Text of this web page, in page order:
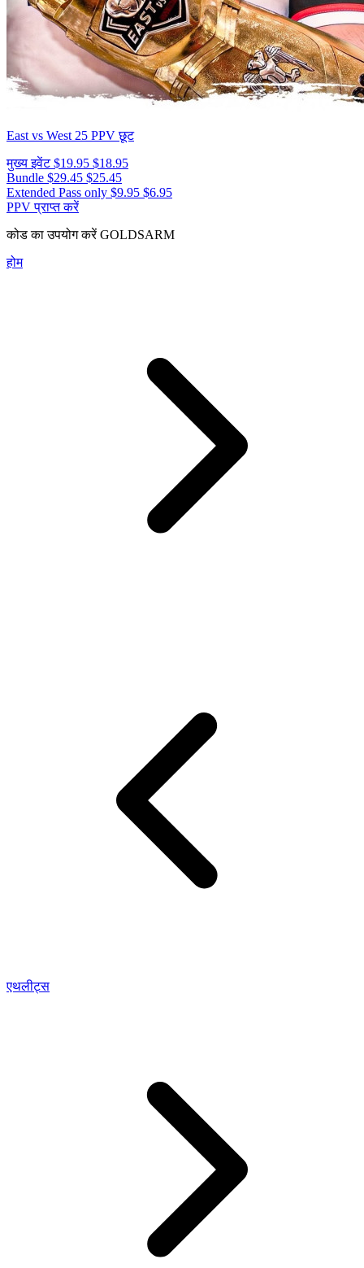
East vs West 25 PPV छूट
मुख्य इवेंट$19.95 $18.95
Bundle $29.45 $25.45
Extended Pass only $9.95 $6.95
PPV प्राप्त करें
कोड का उपयोग करेंGOLDSARM
होम
एथलीट्स